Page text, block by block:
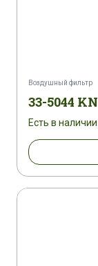
Воздушный фильтр
33-5044 KN
Есть в наличии